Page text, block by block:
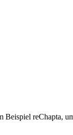
reChapta,